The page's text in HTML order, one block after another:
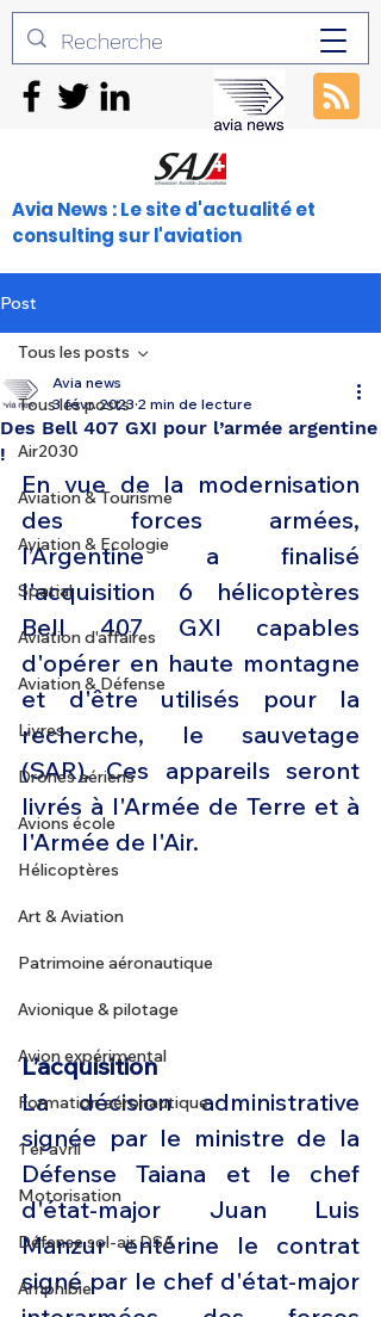
Avia News : Le site d'actualité et
consulting sur l'aviation
Post
Tous les posts
Air2030
Aviation & Tourisme
Aviation & Ecologie
Spatial
Aviation d'affaires
Aviation & Défense
Livres
Drones aériens
Avions école
Hélicoptères
Art & Aviation
Patrimoine aéronautique
Avionique & pilotage
Avion expérimental
Formation aéronautique
1 er avril
Motorisation
Défense sol-air DSA
Amphibie
Tous les posts
Des Bell 407 GXI pour l’armée argentine
!
Avia news
3 févr. 2023 2 min de lecture
En vue de la modernisation
des forces armées,
l’Argentine a finalisé
l'acquisition 6 hélicoptères
Bell 407 GXI capables
d'opérer en haute montagne
et d'être utilisés pour la
recherche, le sauvetage
(SAR). Ces appareils seront
livrés à l'Armée de Terre et à
l'Armée de l'Air.
L’acquisition
La décision administrative
signée par le ministre de la
Défense Taiana et le chef
d'état-major Juan Luis
Manzur entérine le contrat
signé par le chef d'état-major